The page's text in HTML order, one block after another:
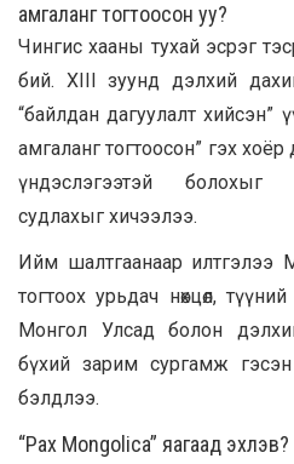
амгаланг тогтоосон уу?
Чингис хааны тухай эсрэг
бий. XIII зуунд дэлхий
“байлдан дагуулалт хийсэн”
амгаланг тогтоосон” гэх
үндэслэгээтэй
судлахыг хичээлээ.
Ийм шалтгаанаар илтгэлээ
тогтоох урьдач нөхцөл,
Монгол Улсад болон
бүхий зарим сургамж
бэлдлээ.
“Pax Mongolica” яагаад эхлэв?